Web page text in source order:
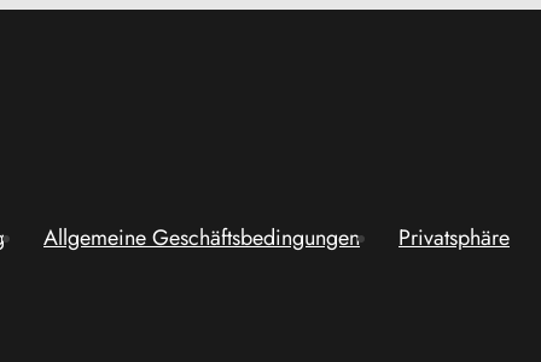
Allgemeine Geschäftsbedingungen Privatsphäre